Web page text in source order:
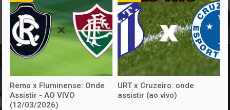
Remo x Fluminense: Onde
Assistir - AO VIVO
(12/03/2026)
URT x Cruzeiro: onde
assistir (ao vivo)